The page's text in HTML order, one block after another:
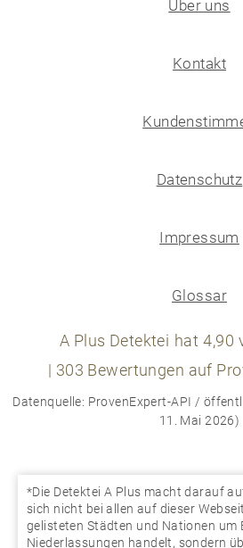
Über uns
Kontakt
Datenschutz
Impressum
Glossar
A Plus Detektei hat 4,90
| 303 Bewertungen auf
Datenquelle: ProvenExpert-API /
11. Mai 2026)
*Die Detektei A Plus macht darauf
sich nicht bei allen auf dieser
gelisteten Städten und Nationen um
Niederlassungen handelt, sondern